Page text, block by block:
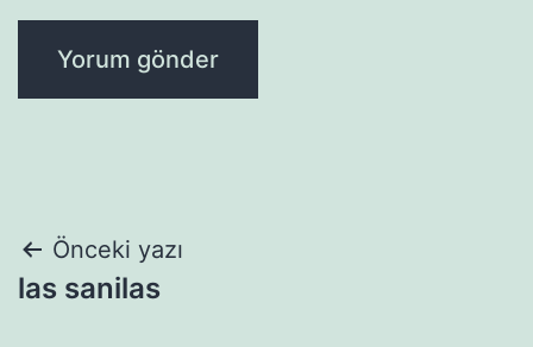
Yazı
gezinmesi
Önceki yazı
las sanilas